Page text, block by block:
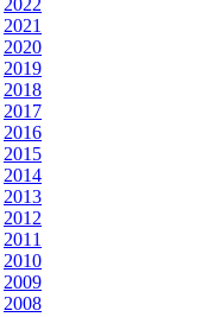
2022
2021
2020
2019
2018
2017
2016
2015
2014
2013
2012
2011
2010
2009
2008